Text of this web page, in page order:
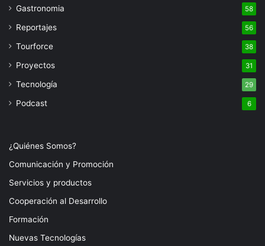
Gastronomia 58
Reportajes 56
Tourforce 38
Proyectos 31
Tecnología 29
Podcast 6
¿Quiénes Somos?
Comunicación y Promoción
Servicios y productos
Cooperación al Desarrollo
Formación
Nuevas Tecnologías